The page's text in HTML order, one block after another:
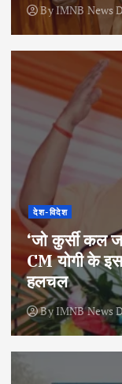
ByIMNB News
देश-विदेश
‘जो कुर्सी कल
CM योगी के
हलचल
ByIMNB News